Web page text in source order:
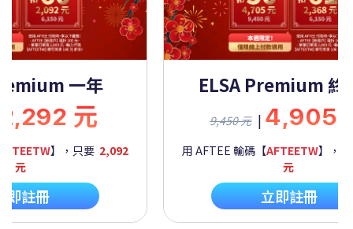
一年
2,292 元
】，只要 2,092
元
即註冊
ELSA Premium 終
9,450 元 | 4,905
用 AFTEE 輸碼【AFTEETW】，
元
立即註冊